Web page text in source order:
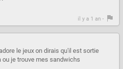
il y a 1 an -
le jeux on dirais qu'il est sortie
ou je trouve mes sandwichs